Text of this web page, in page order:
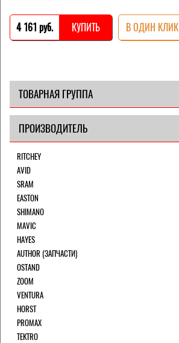
4 161 pуб. КУПИТЬ В ОДИН КЛИК
ТОВАРНАЯ ГРУППА
ПРОИЗВОДИТЕЛЬ
RITCHEY
AVID
SRAM
EASTON
SHIMANO
MAVIC
HAYES
AUTHOR (ЗАПЧАСТИ)
OSTAND
ZOOM
VENTURA
HORST
PROMAX
TEKTRO